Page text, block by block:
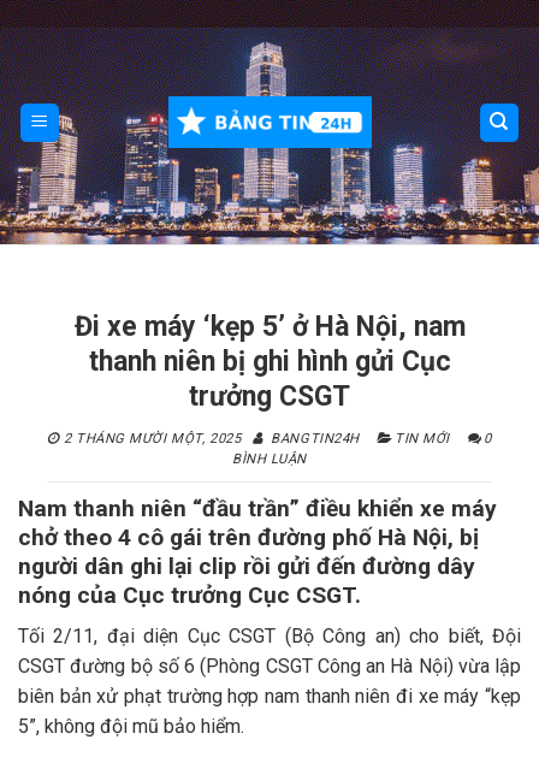
Skip
to
content
Đi xe máy ‘kẹp 5’ ở Hà Nội, nam
thanh niên bị ghi hình gửi Cục
trưởng CSGT
2 THÁNG MƯỜI MỘT, 2025 BANGTIN24H TIN MỚI
0
BÌNH LUẬN
Nam thanh niên “đầu trần” điều khiển xe máy
chở theo 4 cô gái trên đường phố Hà Nội, bị
người dân ghi lại clip rồi gửi đến đường dây
nóng của Cục trưởng Cục CSGT.
Tối 2/11, đại diện Cục CSGT (Bộ Công an) cho biết, Đội
CSGT đường bộ số 6 (Phòng CSGT Công an Hà Nội) vừa lập
biên bản xử phạt trường hợp nam thanh niên đi xe máy “kẹp
5”, không đội mũ bảo hiểm.